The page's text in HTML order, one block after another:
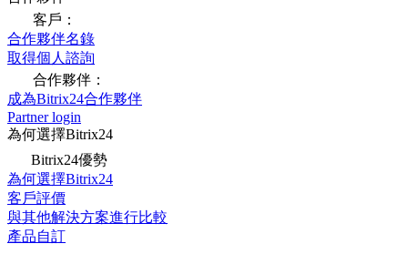
客戶：
合作夥伴名錄
取得個人諮詢
合作夥伴：
成為Bitrix24合作夥伴
Partner login
為何選擇Bitrix24
Bitrix24優勢
為何選擇Bitrix24
客戶評價
與其他解決方案進行比較
產品自訂